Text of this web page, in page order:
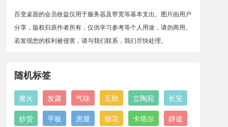
百变桌面的会员收益仅用于服务器及带宽等基本支出。图片由用户
分享，版权归原作者所有，仅供学习参考等个人用途，请勿商用。
若发现您的权利被侵害，请与我们联系，我们尽快处理。
随机标签
篝火 发露 气味 互助 立陶宛
长安
炒货
平板 房屋 烟花 卡塔尔
静谧